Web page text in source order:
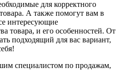
для корректного
А также помогут вам в
интересующие
товара, и его особенностей. От
подходящий для вас вариант,
специалистом по продажам,